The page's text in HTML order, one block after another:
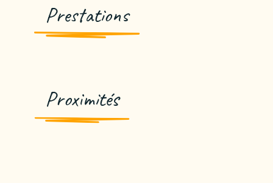
Prestations
Proximités